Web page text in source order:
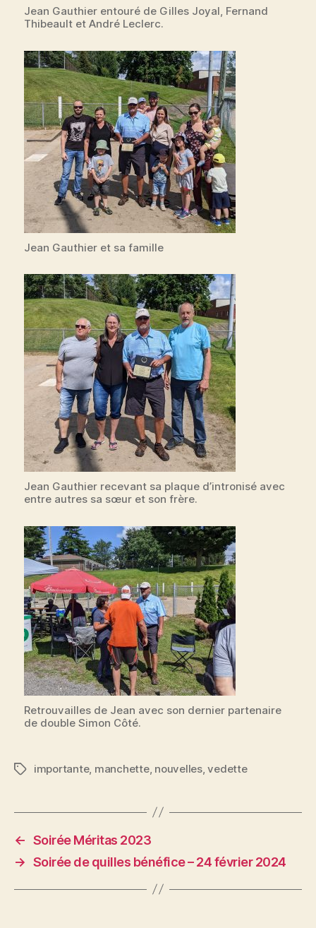
Jean Gauthier entouré de Gilles Joyal, Fernand
Thibeault et André Leclerc.
Jean Gauthier et sa famille
Jean Gauthier recevant sa plaque d’intronisé avec
entre autres sa sœur et son frère.
Retrouvailles de Jean avec son dernier partenaire
de double Simon Côté.
Étiquettes
importante, manchette, nouvelles,vedette
← Soirée Méritas 2023
→ Soirée de quilles bénéfice – 24 février 2024